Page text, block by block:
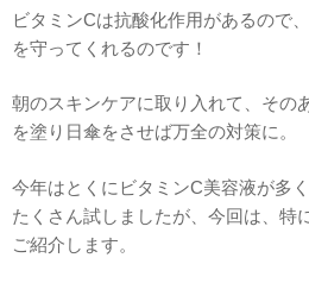
ビタミンCは抗酸化作用があるので
を守ってくれるのです！
朝のスキンケアに取り入れて、その
を塗り日傘をさせば万全の対策に。
今年はとくにビタミンC美容液が多
たくさん試しましたが、今回は、特
ご紹介します。